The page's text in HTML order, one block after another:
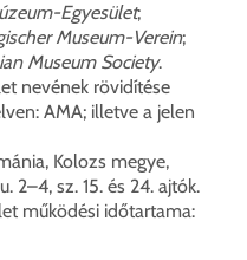
Egyesület;
Museum-Verein;
Museum Society.
nevének rövidítése
AMA; illetve a jelen
Kolozs megye,
2–4, sz. 15. és 24. ajtók.
működési időtartama: